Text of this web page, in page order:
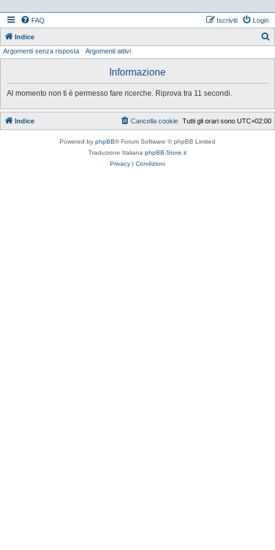
FAQ Login
Iscriviti
Indice
Argomenti senza risposta Argomenti attivi
Informazione
Al momento non ti è permesso fare ricerche. Riprova tra 11 secondi.
Indice Tutti gli orari sono UTC+02:00
Cancella cookie
Powered by phpBB® Forum Software © phpBB Limited
Traduzione Italiana phpBB-Store.it
Privacy | Condizioni